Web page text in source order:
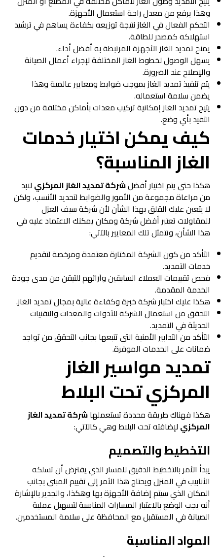
وهذا يرفع من معدل راحة استعمال الأجهزة.
التحكم الفعال في الغاز نتيجة توزيعه بكفاءة يساهم في ترشيد
استهلاكه كمصدر للطاقة.
يمنح تمديد الغاز الأجهزة المرتبطة به أفضل أداء.
يسهل الوصول لخطوط الغاز المختلفة لإجراء أعمال الصيانة
والإصلاح عند الضرورة.
يتم تنفيذ تمديد الغاز بموجب ضوابط ومعايير عالمية وهذا
يضمن سلامة استعماله.
يتيح تمديد الغاز إمكانية تركيب معدات بأماكن مختلفة من دون
التقيد بأي وضع.
كيف يمكن اختيار خدمات
الغاز المناسبة؟
هكذا حتى يتم اختيار أفضلشركة تمديد الغاز المركزي لابد
من مراعاة مجموعة من الأمور والضوابط لتحديد الأنسب، ولكن
لا يتعين عليك القلق بهذا الشأن لأن شركة سيف العزل
للمقاولات تعتبر أفضل شركة ومكان يمكنك الاعتماد عليه في
هذا الشأن، وتتمثل تلك المعايير بالآتي:
التأكد من كون الشركة المختارة معتمدة ومرخصة لتقديم
خدمات التمديد.
فحص تقييمات العملاء السابقين وآرائهم للتيقن من مدى جودة
الخدمة المقدمة.
هكذا عليك اختبار شركة خبرة وكفاءة عالية بمجال تمديد الغاز.
التحقق من استعمال الشركة للأدوات والمعدات والتقنيات
الحديثة في التمديد.
التأكد من التدابير الأمنية التي تتبعها بجانب التحقق من تواجد
ضمانات على الخدمات الموفرة.
تمديد مواسير الغاز
المركزي تحت البلاط
هكذا فهناك طريقة محددة تستعملهاشركة تمديد الغاز
المركزي لإضافته تحت البلاط وهي كالآتي:
التخطيط والتصميم
يبدأ الأمر بالتخطيط الدقيق للمسار الذي يفترض أن تسلكه
الأنابيب في المنزل ويحتاج هذا الأمر إلى تقييم المبنى بجانب
المكان الذي سيتم إضافة الأجهزة بها وهكذا، والجدير بالإشارة
أنه يجب الوضع بالاعتبار المسارات المناسبة لتسهيل عملية
الصيانة في المستقبل مع المحافظة على سلامة المستخدمين.
المواد المناسبة